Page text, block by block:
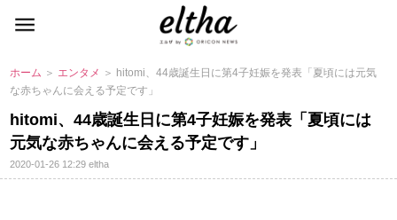
ホーム ＞ エンタメ ＞ hitomi、44歳誕生日に第4子妊娠を発表「夏頃には元気
な赤ちゃんに会える予定です」
hitomi、44歳誕生日に第4子妊娠を発表「夏頃には
元気な赤ちゃんに会える予定です」
2020-01-26 12:29eltha